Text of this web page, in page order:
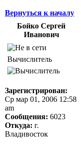
Вернуться к началу
Бойко Сергей
Иванович
Вычислитель
Зарегистрирован:
Ср мар 01, 2006 12:58
am
Сообщения: 6023
Откуда: г.
Владивосток